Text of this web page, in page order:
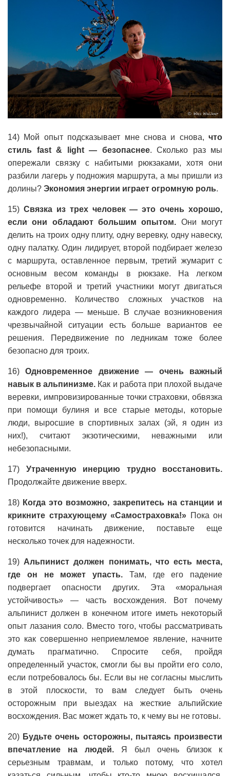
14) Мой опыт подсказывает мне снова и снова, что
стиль fast & light — безопаснее. Сколько раз мы
опережали связку с набитыми рюкзаками, хотя они
разбили лагерь у подножия маршрута, а мы пришли из
долины? Экономия энергии играет огромную роль.
15) Связка из трех человек — это очень хорошо,
если они обладают большим опытом. Они могут
делить на троих одну плиту, одну веревку, одну навеску,
одну палатку. Один лидирует, второй подбирает железо
с маршрута, оставленное первым, третий жумарит с
основным весом команды в рюкзаке. На легком
рельефе второй и третий участники могут двигаться
одновременно. Количество сложных участков на
каждого лидера — меньше. В случае возникновения
чрезвычайной ситуации есть больше вариантов ее
решения. Передвижение по ледникам тоже более
безопасно для троих.
16)Одновременное движение — очень важный
навык в альпинизме. Как и работа при плохой выдаче
веревки, импровизированные точки страховки, обвязка
при помощи булиня и все старые методы, которые
люди, выросшие в спортивных залах (эй, я один из
них!), считают экзотическими, неважными или
небезопасными.
17) Утраченную инерцию трудно восстановить.
Продолжайте движение вверх.
18) Когда это возможно, закрепитесь на станции и
крикните страхующему «Самостраховка!» Пока он
готовится начинать движение, поставьте еще
несколько точек для надежности.
19)Альпинист должен понимать, что есть места,
где он не может упасть. Там, где его падение
подвергает опасности других. Эта «моральная
устойчивость» — часть восхождения. Вот почему
альпинист должен в конечном итоге иметь некоторый
опыт лазания соло. Вместо того, чтобы рассматривать
это как совершенно неприемлемое явление, начните
думать прагматично. Спросите себя, пройдя
определенный участок, смогли бы вы пройти его соло,
если потребовалось бы. Если вы не согласны мыслить
в этой плоскости, то вам следует быть очень
осторожным при выездах на жесткие альпийские
восхождения. Вас может ждать то, к чему вы не готовы.
20) Будьте очень осторожны, пытаясь произвести
впечатление на людей. Я был очень близок к
серьезным травмам, и только потому, что хотел